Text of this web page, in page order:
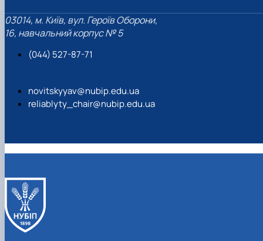
03014, м. Київ, вул. Героїв Оборони,
16, навчальний корпус № 5
(044) 527-87-71
novitskyyav@nubip.edu.ua
reliablyty_chair@nubip.edu.ua